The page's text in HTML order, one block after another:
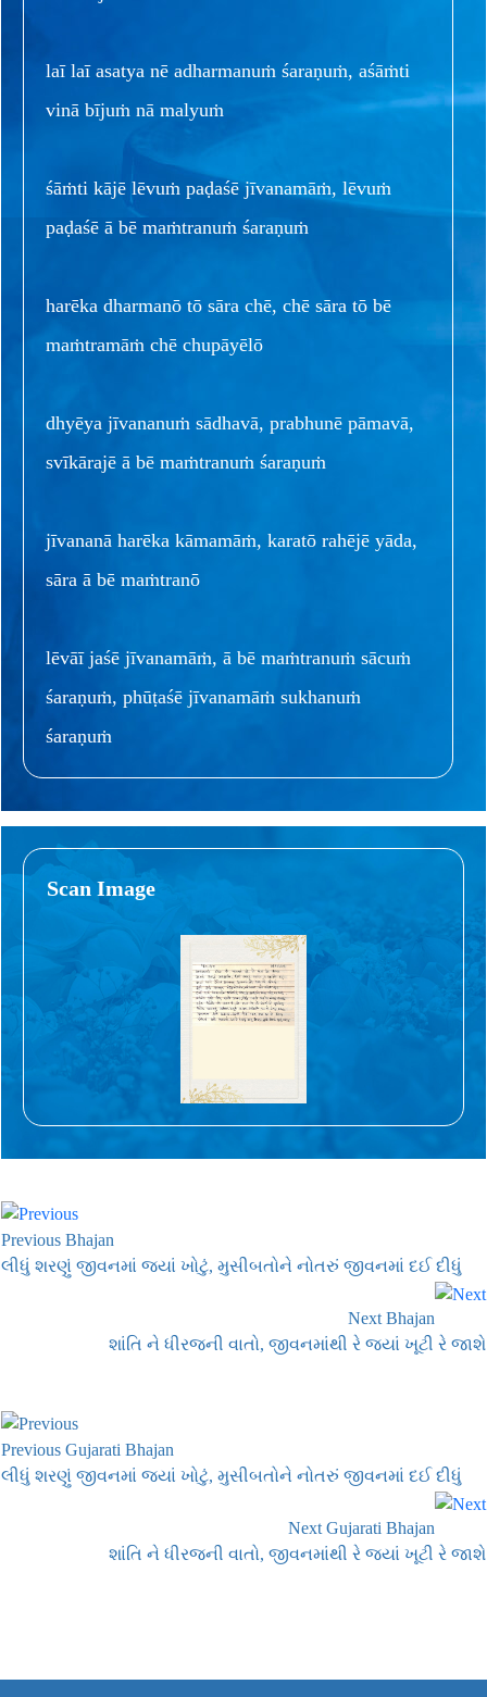
laī laī asatya nē adharmanuṁ śaraṇuṁ, aśāṁti
vinā bījuṁ nā malyuṁ
śāṁti kājē lēvuṁ paḍaśē jīvanamāṁ, lēvuṁ
paḍaśē ā bē maṁtranuṁ śaraṇuṁ
harēka dharmanō tō sāra chē, chē sāra tō bē
maṁtramāṁ chē chupāyēlō
dhyēya jīvananuṁ sādhavā, prabhunē pāmavā,
svīkārajē ā bē maṁtranuṁ śaraṇuṁ
jīvananā harēka kāmamāṁ, karatō rahējē yāda,
sāra ā bē maṁtranō
lēvāī jaśē jīvanamāṁ, ā bē maṁtranuṁ sācuṁ
śaraṇuṁ, phūṭaśē jīvanamāṁ sukhanuṁ
śaraṇuṁ
Scan Image
Previous Bhajan
લીધું શરણું જીવનમાં જ્યાં ખોટું, મુસીબતોને નોતરું જીવનમાં દઈ દીધું
Next Bhajan
શાંતિ ને ધીરજની વાતો, જીવનમાંથી રે જ્યાં ખૂટી રે જાશે
Previous Gujarati Bhajan
લીધું શરણું જીવનમાં જ્યાં ખોટું, મુસીબતોને નોતરું જીવનમાં દઈ દીધું
Next Gujarati Bhajan
શાંતિ ને ધીરજની વાતો, જીવનમાંથી રે જ્યાં ખૂટી રે જાશે